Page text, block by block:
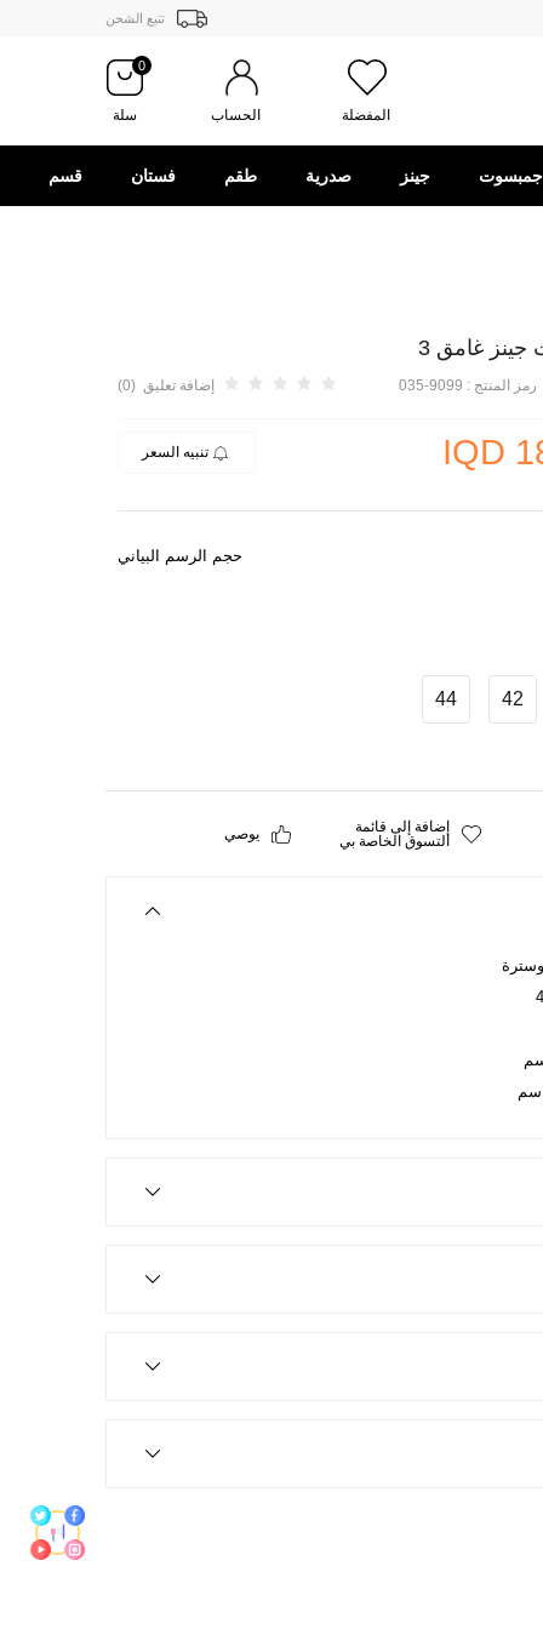
تتبع الشحن
المفضلة الحساب
0
سلة
جمبسوت جينز صدرية طقم فستان قسم
رمز المنتج : 9099-035 إضافة تعليق (0)
تنبيه السعر
حجم الرسم البياني
42
44
إضافة إلى قائمة
التسوق الخاصة بي
يوصي